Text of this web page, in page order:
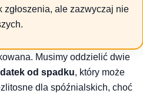
zgłoszenia, ale zazwyczaj nie
Musimy oddzielić dwie
od spadku, który może
dla spóźnialskich, choć